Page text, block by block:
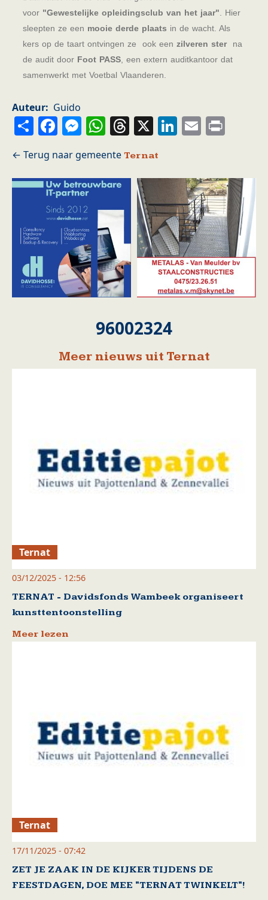
voor "Gewestelijke opleidingsclub van het jaar". Hier
sleepten ze een mooie derde plaats in de wacht. Als
kers op de taart ontvingen ze ook een zilveren ster
na
de audit door Foot PASS, een extern auditkantoor dat
samenwerkt met Voetbal Vlaanderen.
Auteur Guido
ShareFacebook
Messenger
WhatsApp
Threads
X LinkedIn
Email
Ternat
96002324
Meer nieuws uit Ternat
Ternat
03/12/2025 - 12:56
TERNAT - Davidsfonds Wambeek organiseert
kunsttentoonstelling
Meer lezen
Ternat
17/11/2025 - 07:42
ZET JE ZAAK IN DE KIJKER TIJDENS DE
FEESTDAGEN, DOE MEE "TERNAT TWINKELT"!